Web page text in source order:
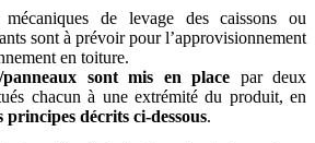
de levage des caissons ou
sont à prévoir pour l’approvisionnement
en toiture.
panneaux sont mis en place par deux
chacun à une extrémité du produit, en
principes décrits ci-dessous.